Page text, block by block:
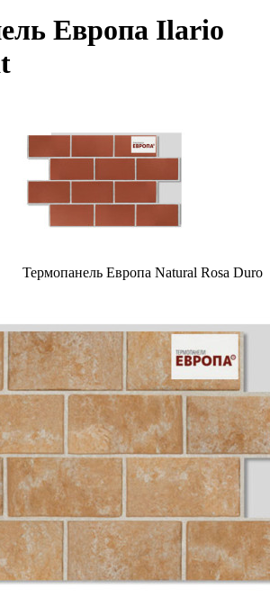
Европа Ilario
Термопанель Европа Natural Rosa Duro